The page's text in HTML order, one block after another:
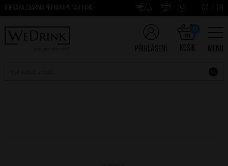
DOPRAVA ZDARMA PŘI NÁKUPU NAD 1499,-
Přihlášení Košík Menu